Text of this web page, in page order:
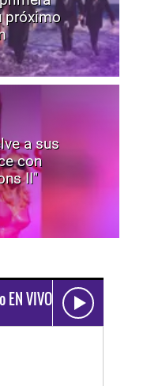
próximo
a sus
con
II"
EN VIVO